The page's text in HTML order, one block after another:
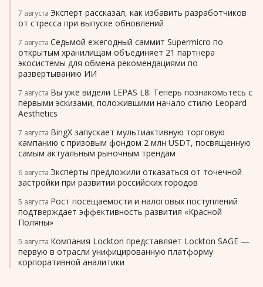
7 августа Эксперт рассказал, как избавить разработчиков
от стресса при выпуске обновлений
7 августа Седьмой ежегодный саммит Supermicro по
открытым хранилищам объединяет 21 партнера
экосистемы для обмена рекомендациями по
развертыванию ИИ
7 августа Вы уже видели LEPAS L8. Теперь познакомьтесь с
первыми эскизами, положившими начало стилю Leopard
Aesthetics
7 августа BingX запускает мультиактивную торговую
кампанию с призовым фондом 2 млн USDT, посвященную
самым актуальным рыночным трендам
6 августа Эксперты предложили отказаться от точечной
застройки при развитии российских городов
5 августа Рост посещаемости и налоговых поступлений
подтверждает эффективность развития «Красной
Поляны»
5 августа Компания Lockton представляет Lockton SAGE —
первую в отрасли унифицированную платформу
корпоративной аналитики